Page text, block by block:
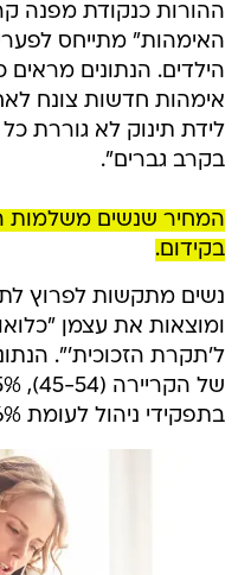
ההורות כנקודת מפנה
האימהות" מתייחס
הילדים. הנתונים
אימהות חדשות צונח
לידת תינוק לא גוררת
בקרב גברים".
המחיר שנשים משלמות
בקידום.
נשים מתקשות לפרוץ
ומוצאות את עצמן
ל'תקרת הזכוכית'".
בתפקידי ניהול לעומת 26% בלבד מהנשים.